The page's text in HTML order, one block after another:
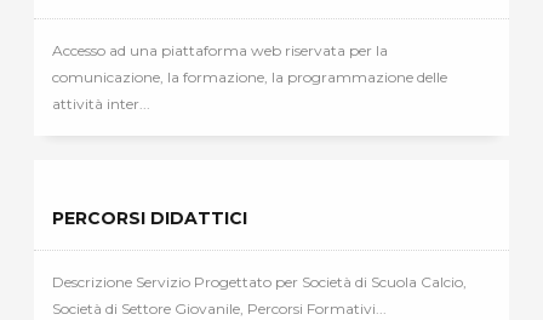
Accesso ad una piattaforma web riservata per la
comunicazione, la formazione, la programmazione delle
attività inter...
PERCORSI DIDATTICI
Descrizione Servizio Progettato per Società di Scuola Calcio,
Società di Settore Giovanile, Percorsi Formativi...